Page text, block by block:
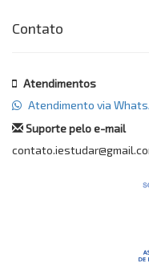
Contato
Atendimentos
Atendimento via
Suporte pelo e-mail